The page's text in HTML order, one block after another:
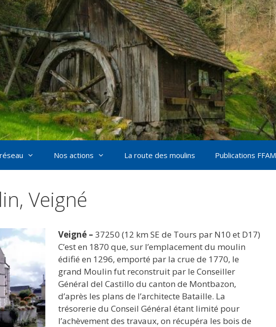
Nos actions La route des moulins Publications FFAM
Veigné
Veigné – 37250 (12 km SE de Tours par N10 et D17)
C’est en 1870 que, sur l’emplacement du moulin
édifié en 1296, emporté par la crue de 1770, le
grand Moulin fut reconstruit par le Conseiller
Général del Castillo du canton de Montbazon,
d’après les plans de l’architecte Bataille. La
trésorerie du Conseil Général étant limité pour
l’achèvement des travaux, on récupéra les bois de